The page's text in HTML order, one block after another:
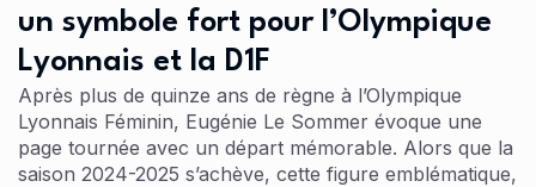
un symbole fort pour l’Olympique
Lyonnais et la D1F
Après plus de quinze ans de règne à l’Olympique
Lyonnais Féminin, Eugénie Le Sommer évoque une
page tournée avec un départ mémorable. Alors que la
saison 2024-2025 s’achève, cette figure emblématique,